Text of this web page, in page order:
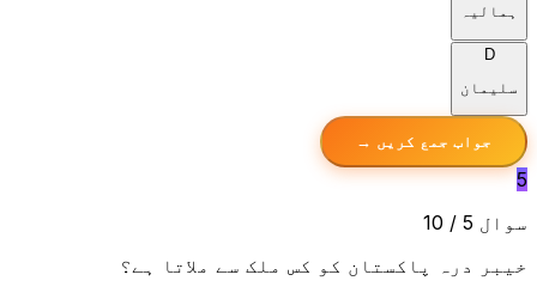
ہمالیہ
D
سلیمان
جواب جمع کریں →
5
سوال 5 / 10
خیبر درہ پاکستان کو کس ملک سے ملاتا ہے؟